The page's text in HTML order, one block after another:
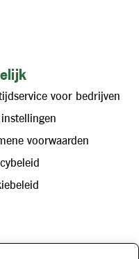
voor bedrijven
voorwaarden